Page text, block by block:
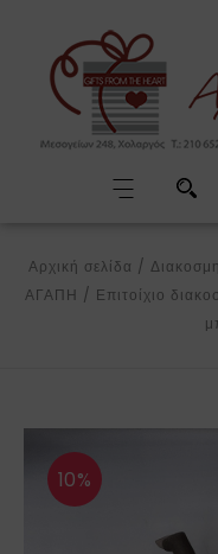
Αρχική σελίδα /
ΑΓΑΠΗ / Επιτοίχιο
10%